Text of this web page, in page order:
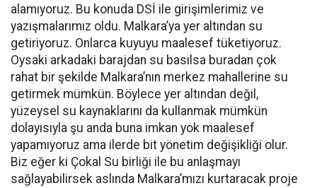
alamıyoruz. Bu konuda DSİ ile girişimlerimiz ve
yazışmalarımız oldu. Malkara’ya yer altından su
getiriyoruz. Onlarca kuyuyu maalesef tüketiyoruz.
Oysaki arkadaki barajdan su basılsa buradan çok
rahat bir şekilde Malkara’nın merkez mahallerine su
getirmek mümkün. Böylece yer altından değil,
yüzeysel su kaynaklarını da kullanmak mümkün
dolayısıyla şu anda buna imkan yok maalesef
yapamıyoruz ama ilerde bit yönetim değişikliği olur.
Biz eğer ki Çokal Su birliği ile bu anlaşmayı
sağlayabilirsek aslında Malkara’mızı kurtaracak proje